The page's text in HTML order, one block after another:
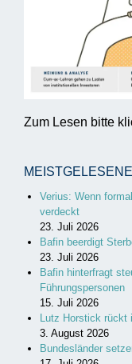
Zum Lesen bitte
Verius: Wenn
verdeckt
23. Juli 2026
Bafin beerdigt
23. Juli 2026
Bafin hinterfragt
Führungspersonen
15. Juli 2026
Lutz Horstick
3. August 2026
Bundesländer